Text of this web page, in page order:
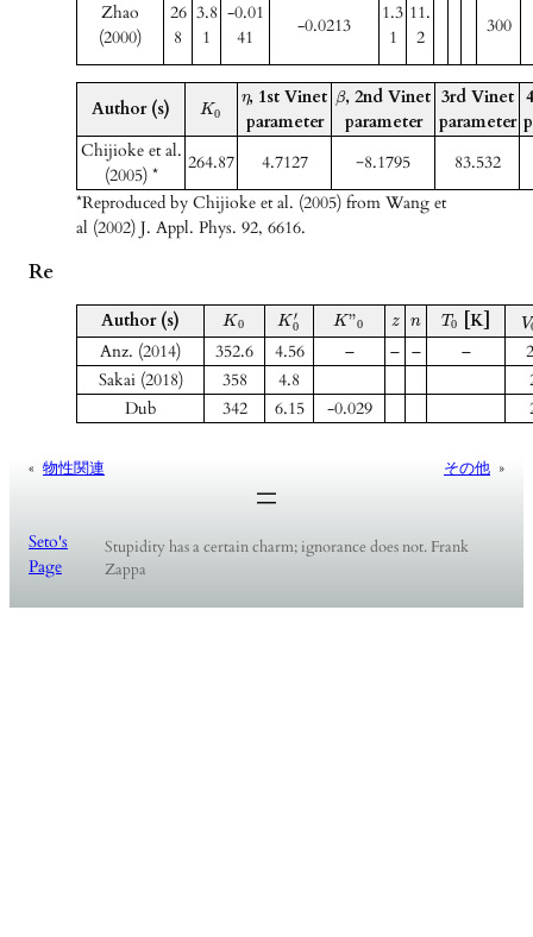
Zhao
(2000)
26
8
3.8
1
-0.01
41
-0.0213
1.3
1
11.
2
300
Author (s) K0
η, 1st Vinet
parameter
β, 2nd Vinet
parameter
3rd Vinet
parameter
Chijioke et al.
(2005) *
264.87 4.7127 −8.1795
83.532
*Reproduced by Chijioke et al. (2005) from Wang et
al (2002) J. Appl. Phys. 92, 6616.
Re
Author (s) K0 K ′
0 K”0 z n T0 [K] V
Anz. (2014) 352.6 4.56 – – – –
Sakai (2018)
358 4.8
Dub
342 6.15 -0.029
« 物性関連 その他 »
Seto's
Page
Stupidity has a certain charm; ignorance does not. Frank
Zappa